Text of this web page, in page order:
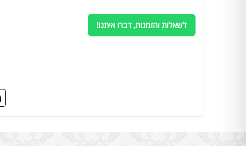
לשאלות והזמנות, דברו איתנו!